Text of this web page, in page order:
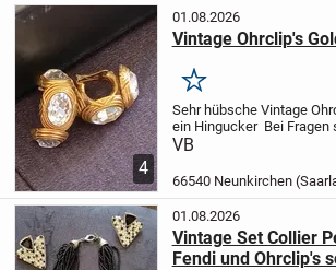
4
01.08.2026
Vintage Ohrclip's
Merken
Sehr hübsche Vintage
ein Hingucker Bei Fragen
einfach
VB
66540 Neunkirchen
01.08.2026
Vintage Set Collier
Fendi und Ohrclip's